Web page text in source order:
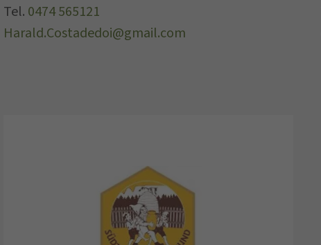
Tel. 0474 565121
Harald.Costadedoi@gmail.com